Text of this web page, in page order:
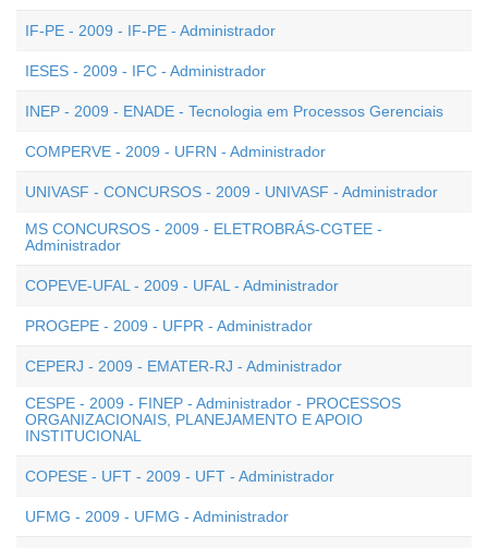
IF-PE - 2009 - IF-PE - Administrador
IESES - 2009 - IFC - Administrador
INEP - 2009 - ENADE - Tecnologia em Processos Gerenciais
COMPERVE - 2009 - UFRN - Administrador
UNIVASF - CONCURSOS - 2009 - UNIVASF - Administrador
MS CONCURSOS - 2009 - ELETROBRÁS-CGTEE -
Administrador
COPEVE-UFAL - 2009 - UFAL - Administrador
PROGEPE - 2009 - UFPR - Administrador
CEPERJ - 2009 - EMATER-RJ - Administrador
CESPE - 2009 - FINEP - Administrador - PROCESSOS
ORGANIZACIONAIS, PLANEJAMENTO E APOIO
INSTITUCIONAL
COPESE - UFT - 2009 - UFT - Administrador
UFMG - 2009 - UFMG - Administrador